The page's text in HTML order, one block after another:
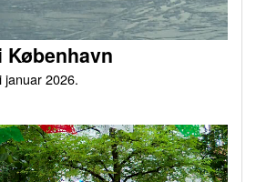
København
januar 2026.